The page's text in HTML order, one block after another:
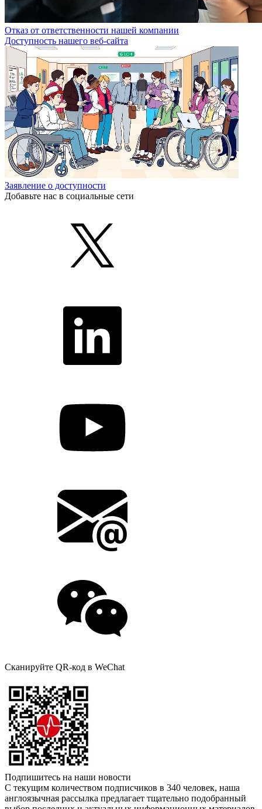
Отказ от ответственности нашей компании
Доступность нашего веб-сайта
Заявление о доступности
Добавьте нас в социальные сети
Сканируйте QR-код в WeChat
Подпишитесь на наши новости
С текущим количеством подписчиков в 340 человек, наша
англоязычная рассылка предлагает тщательно подобранный